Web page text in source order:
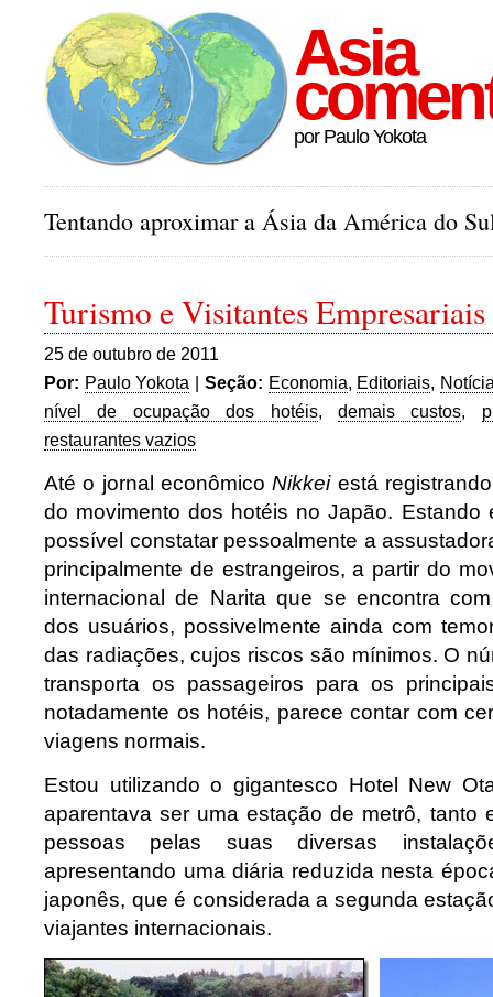
Asia
por Paulo Yokota
Tentando aproximar a Ásia da América do
Turismo e Visitantes Empresariais
25 de outubro de 2011
Por: Paulo Yokota | Seção: Economia, Editoriais,
nível de ocupação dos hotéis, demais custos,
restaurantes vazios
Até o jornal econômicoNikkei está
do movimento dos hotéis no Japão. Estando
possível constatar pessoalmente a
principalmente de estrangeiros, a partir do
internacional de Narita que se encontra
dos usuários, possivelmente ainda com
das radiações, cujos riscos são mínimos. O
transporta os passageiros para os
notadamente os hotéis, parece contar com
viagens normais.
Estou utilizando o gigantesco Hotel New
aparentava ser uma estação de metrô, tanto
pessoas pelas suas diversas
apresentando uma diária reduzida nesta
japonês, que é considerada a segunda
viajantes internacionais.